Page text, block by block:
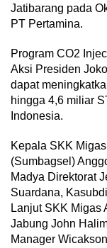
Jatibarang pada
PT Pertamina.
Program CO2
Aksi Presiden
dapat
hingga 4,6 miliar
Indonesia.
Kepala SKK
(Sumbagsel)
Madya Direktorat
Suardana,
Lanjut SKK Migas
Jabung John
Manager